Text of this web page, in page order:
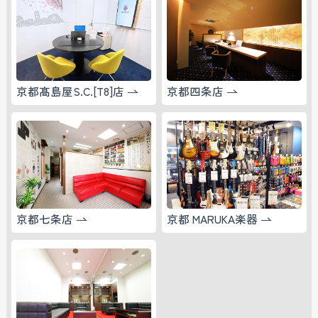
京都髙島屋S.C.[T8]店 京都四条店
京都七条店 京都 MARUKA楽器